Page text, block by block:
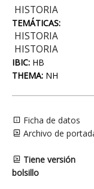
HISTORIA
TEMÁTICAS:
HISTORIA
HISTORIA
IBIC: HB
THEMA: NH
Ficha de datos
Archivo de
Tiene versión
bolsillo